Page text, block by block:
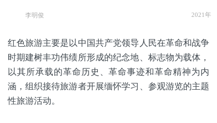
李明俊 2021年
红色旅游主要是以中国共产党领导人民在革命和战争
时期建树丰功伟绩所形成的纪念地、标志物为载体，
以其所承载的革命历史、革命事迹和革命精神为内
涵，组织接待旅游者开展缅怀学习、参观游览的主题
性旅游活动。